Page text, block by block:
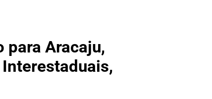
para Aracaju,